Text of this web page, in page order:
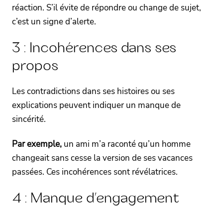
réaction. S’il évite de répondre ou change de sujet,
c’est un signe d’alerte.
3 : Incohérences dans ses
propos
Les contradictions dans ses histoires ou ses
explications peuvent indiquer un manque de
sincérité.
Par exemple, un ami m’a raconté qu’un homme
changeait sans cesse la version de ses vacances
passées. Ces incohérences sont révélatrices.
4 : Manque d’engagement